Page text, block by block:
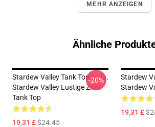
MEHR ANZEIGEN
Ähnliche
Stardew Valley Tank Tops - Ja.
Stardew Valley Lustige Zitat
Tank Top
19,31 £$24.45
-20%
Stardew
Stardew
19,31 £